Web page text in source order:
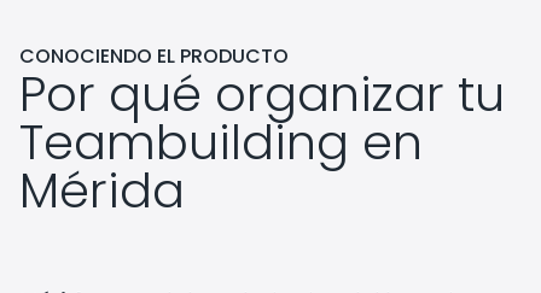
CONOCIENDO EL PRODUCTO
Por qué organizar tu
Teambuilding en
Mérida